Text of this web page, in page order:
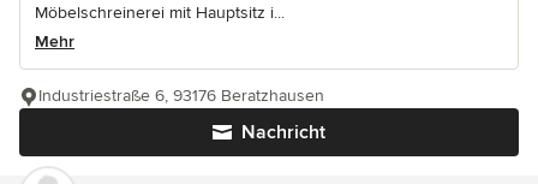
Möbelschreinerei mit Hauptsitz i...
Mehr
Nachricht
Industriestraße 6, 93176 Beratzhausen